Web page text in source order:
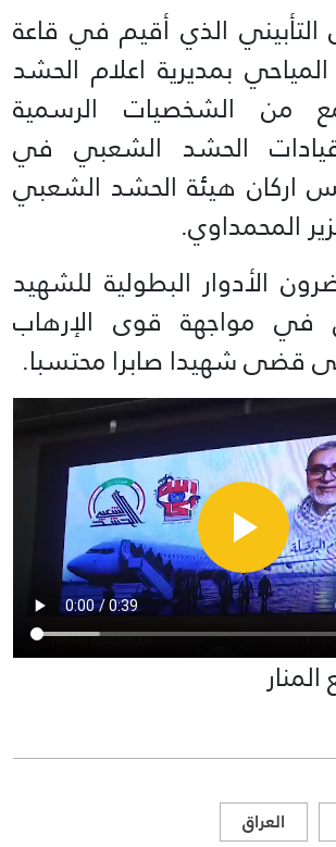
الذي أقيم في قاعة
بمديرية اعلام الحشد
من الشخصيات الرسمية
الحشد الشعبي في
اركان هيئة الحشد الشعبي
المحمداوي.
الأدوار البطولية للشهيد
في مواجهة قوى الإرهاب
قضى شهيدا صابرا محتسبا.
العراق